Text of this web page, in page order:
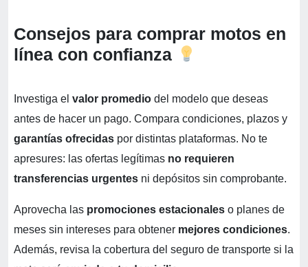
Consejos para comprar motos en
línea con confianza
Investiga el valor promedio del modelo que deseas
antes de hacer un pago. Compara condiciones, plazos y
garantías ofrecidas por distintas plataformas. No te
apresures: las ofertas legítimas no requieren
transferencias urgentes ni depósitos sin comprobante.
Aprovecha las promociones estacionales o planes de
meses sin intereses para obtener mejores condiciones.
Además, revisa la cobertura del seguro de transporte si la